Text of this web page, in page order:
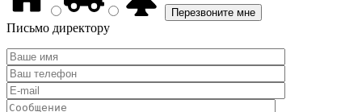
Письмо директору